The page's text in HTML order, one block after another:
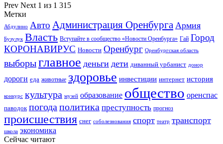
Prev Next 1 из 1 315
Метки
Абдулино Авто Администрация Оренбурга Армия
Бузулук Власть Вступайте в сообщество «Новости Оренбурга» Гай Город
КОРОНАВИРУС Новости Оренбург Оренбургская область
выборыглавное деньги дети диванный урбанист донор
дороги еда животные здоровье инвестиции интернет история
конкурс культура музей образование общество оренспас
паводок погода политика преступность прогноз
происшествия снег соболезнования спорт театр транспорт
школа экономика
Сейчас читают